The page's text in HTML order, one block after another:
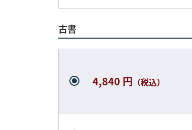
古書
4,840 円 （税込）